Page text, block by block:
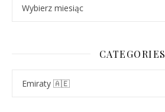
CATEGORIES